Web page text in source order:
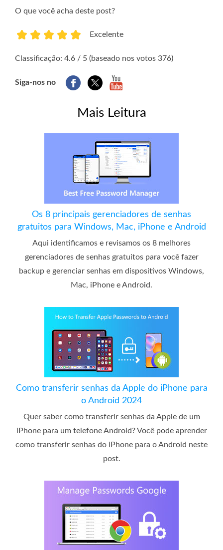
O que você acha deste post?
Excelente
Classificação: 4.6 / 5 (baseado nos votos 376)
Siga-nos no
Mais Leitura
Os 8 principais gerenciadores de senhas
gratuitos para Windows, Mac, iPhone e Android
Aqui identificamos e revisamos os 8 melhores
gerenciadores de senhas gratuitos para você fazer
backup e gerenciar senhas em dispositivos Windows,
Mac, iPhone e Android.
Como transferir senhas da Apple do iPhone para
o Android 2024
Quer saber como transferir senhas da Apple de um
iPhone para um telefone Android? Você pode aprender
como transferir senhas do iPhone para o Android neste
post.